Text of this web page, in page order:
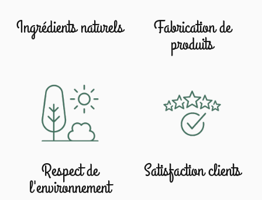
Ingrédients naturels Fabrication de
produits
Respect de
l'environnement
Satisfaction clients